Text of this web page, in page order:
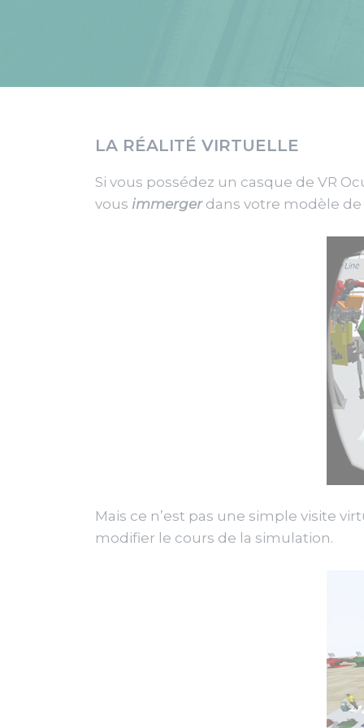
LA RÉALITÉ VIRTUELLE
Si vous possédez un casque de VR
vous immerger dans votre modèle
Mais ce n’est pas une simple visite
modifier le cours de la simulation.